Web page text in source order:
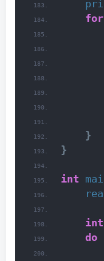
for
}
}
int
int
do